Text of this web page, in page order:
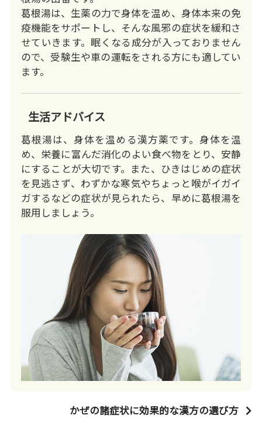
葛根湯は、生薬の力で身体を温め、身体本来の免
疫機能をサポートし、そんな風邪の症状を緩和さ
せていきます。眠くなる成分が入っておりません
ので、受験生や車の運転をされる方にも適してい
ます。
生活アドバイス
葛根湯は、身体を温める漢方薬です。身体を温
め、栄養に富んだ消化のよい食べ物をとり、安静
にすることが大切です。また、ひきはじめの症状
を見逃さず、わずかな寒気やちょっと喉がイガイ
ガするなどの症状が見られたら、早めに葛根湯を
服用しましょう。
かぜの諸症状に効果的な漢方の選び方